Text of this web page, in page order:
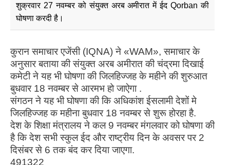
शुक्रवार 27 नवम्बर को संयुक्त अरब अमीरात में ईद Qorban की
घोषणा करदी है।
कुरान समाचार एजेंसी (IQNA) ने «WAM», समाचार के
अनुसार बताया की संयुक्त अरब अमीरात की चंद्रमा दिखाई
कमेटी ने यह भी घोषणा की जिलहिज्जह के महीने की शुरुआत
बुधवार 18 नवम्बर से आरमभ हो जाऐगा .
संगठन ने यह भी घोषणा की कि अधिकांश ईसलामी देशों मे
जिलहिज्जह क महीना बुधवार 18 नवम्बर से शुरू होरहा है.
देश के शिक्षा मंत्रालय ने कल 9 नवम्बर मंगलवार को घोषणा की
है कि देश सभी स्कुल ईद और राष्ट्रीय दिन के अवसर पर 2
दिसंबर से 6 तक बंद कर दिया जाएगा.
491322